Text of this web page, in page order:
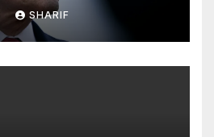
SHARIF